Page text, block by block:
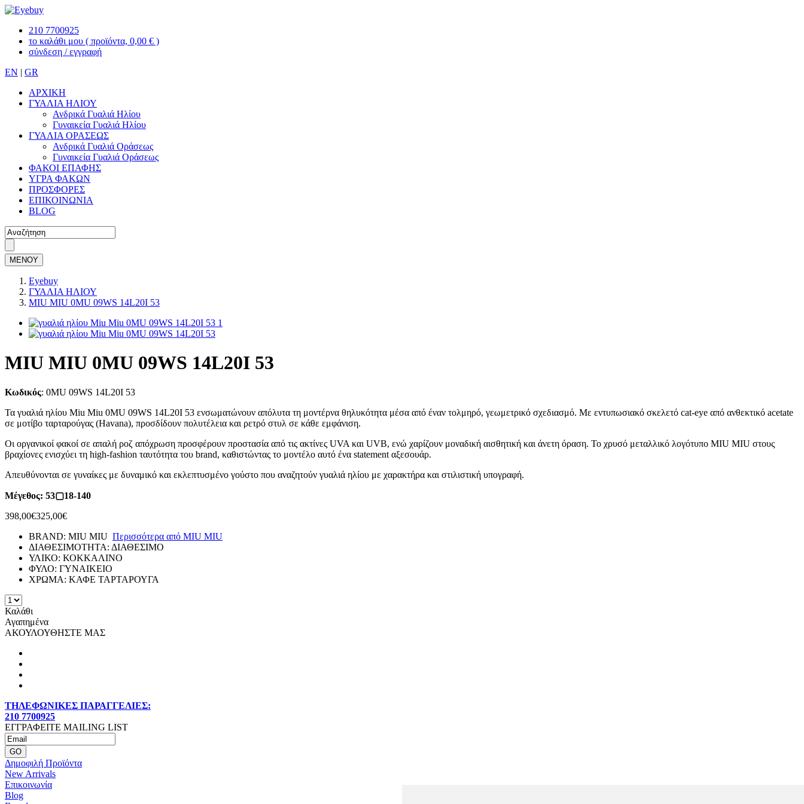
210 7700925
το καλάθι μου ( προϊόντα, 0,00 € )
σύνδεση / εγγραφή
EN | GR
ΑΡΧΙΚΗ
ΓΥΑΛΙΑ ΗΛΙΟΥ
Ανδρικά Γυαλιά Ηλίου
Γυναικεία Γυαλιά Ηλίου
ΓΥΑΛΙΑ ΟΡΑΣΕΩΣ
Ανδρικά Γυαλιά Οράσεως
Γυναικεία Γυαλιά Οράσεως
ΦΑΚΟΙ ΕΠΑΦΗΣ
ΥΓΡΑ ΦΑΚΩΝ
ΠΡΟΣΦΟΡΕΣ
ΕΠΙΚΟΙΝΩΝΙΑ
BLOG
ΜΕΝΟΥ
Eyebuy
ΓΥΑΛΙΑ ΗΛΙΟΥ
MIU MIU 0MU 09WS 14L20I 53
MIU MIU 0MU 09WS 14L20I 53
Κωδικός: 0MU 09WS 14L20I 53
Τα γυαλιά ηλίου Miu Miu 0MU 09WS 14L20I 53 ενσωματώνουν απόλυτα τη μοντέρνα θηλυκότητα μέσα από έναν τολμηρό, γεωμετρικό σχεδιασμό. Με εντυπωσιακό σκελετό cat-eye από ανθεκτικό acetate
σε μοτίβο ταρταρούγας (Havana), προσδίδουν πολυτέλεια και ρετρό στυλ σε κάθε εμφάνιση.
Οι οργανικοί φακοί σε απαλή ροζ απόχρωση προσφέρουν προστασία από τις ακτίνες UVA και UVB, ενώ χαρίζουν μοναδική αισθητική και άνετη όραση. Το χρυσό μεταλλικό λογότυπο MIU MIU στους
βραχίονες ενισχύει τη high-fashion ταυτότητα του brand, καθιστώντας το μοντέλο αυτό ένα statement αξεσουάρ.
Απευθύνονται σε γυναίκες με δυναμικό και εκλεπτυσμένο γούστο που αναζητούν γυαλιά ηλίου με χαρακτήρα και στιλιστική υπογραφή.
Μέγεθος: 53▢18-140
398,00€325,00€
BRAND: MIU MIU Περισσότερα από MIU MIU
ΔΙΑΘΕΣΙΜΟΤΗΤΑ: ΔΙΑΘΕΣΙΜΟ
ΥΛΙΚΟ: ΚΟΚΚΑΛΙΝΟ
ΦΥΛΟ: ΓΥΝΑΙΚΕΙΟ
ΧΡΩΜΑ: ΚΑΦΕ ΤΑΡΤΑΡΟΥΓΑ
Καλάθι
Αγαπημένα
ΑΚΟΥΛΟΥΘΗΣΤΕ ΜΑΣ
ΤΗΛΕΦΩΝΙΚΕΣ ΠΑΡΑΓΓΕΛΙΕΣ:
210 7700925
ΕΓΓΡΑΦΕΙΤΕ MAILING LIST
Δημοφιλή Προϊόντα
New Arrivals
Επικοινωνία
Blog